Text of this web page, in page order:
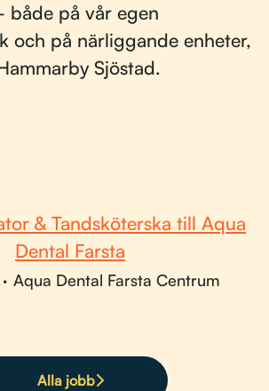
både på vår egen
och på närliggande enheter,
Sjöstad.
& Tandsköterska till Aqua
Dental Farsta
· Aqua Dental Farsta Centrum
Alla jobb